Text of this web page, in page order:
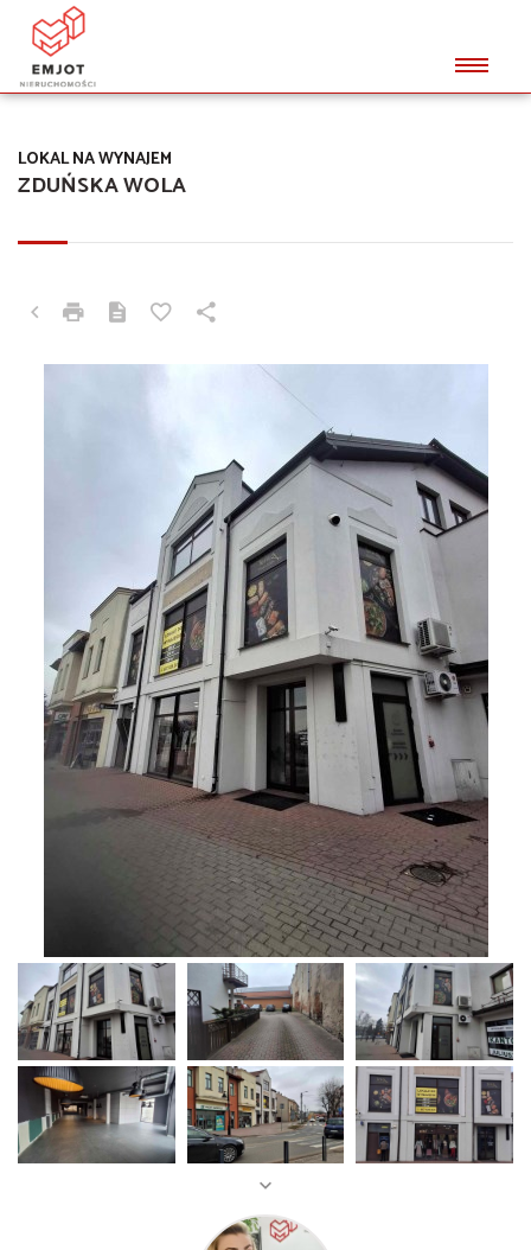
ZDUŃSKA WOLA
LOKAL NA WYNAJEM